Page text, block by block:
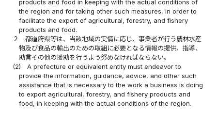
products and food in keeping with the actual conditions of
the region and for taking other such measures, in order to
facilitate the export of agricultural, forestry, and fishery
products and food.
２
都道府県等は、当該地域の実情に応じ、事業者が行う農林水産
物及び食品の輸出のための取組に必要となる情報の提供、指導、
助言その他の援助を行うよう努めなければならない。
(2)
A prefecture or equivalent entity must endeavor to
provide the information, guidance, advice, and other such
assistance that is necessary to the work a business is doing
to export agricultural, forestry, and fishery products and
food, in keeping with the actual conditions of the region.